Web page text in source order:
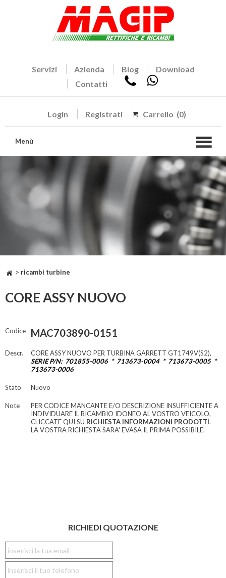
Servizi Azienda Blog
Download
Contatti
Login Registrati Carrello (0)
Menù
> ricambi turbine
CORE ASSY NUOVO
Codice MAC703890-0151
Descr.
CORE ASSY NUOVO PER TURBINA GARRETT GT1749V(S2),
SERIE P/N: 701855-0006 * 713673-0004 * 713673-0005 *
713673-0006
Stato Nuovo
Note
PER CODICE MANCANTE E/O DESCRIZIONE INSUFFICIENTE A
INDIVIDUARE IL RICAMBIO IDONEO AL VOSTRO VEICOLO,
CLICCATE QUI SU RICHIESTA INFORMAZIONI PRODOTTI.
LA VOSTRA RICHIESTA SARA' EVASA IL PRIMA POSSIBILE.
RICHIEDI QUOTAZIONE